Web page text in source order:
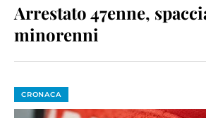
Arrestato 47enne,
minorenni
CRONACA